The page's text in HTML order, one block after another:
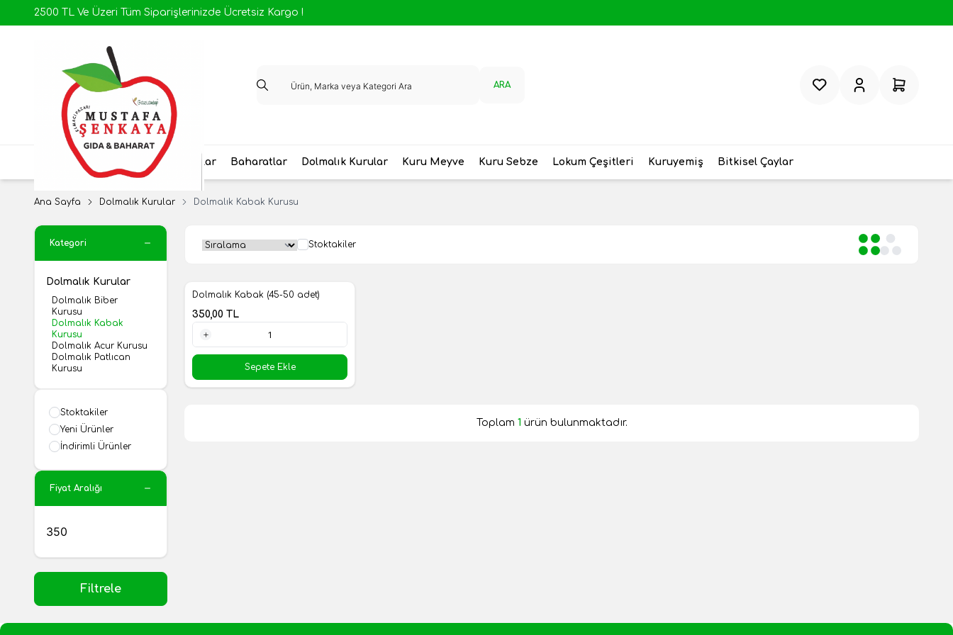
2500 TL Ve Üzeri Tüm Siparişlerinizde Ücretsiz Kargo !
ARA FavorilerimHesabım Sepetim
Antep Yöresel Ev Yapımı Salçalar Baharatlar Dolmalık Kurular Kuru Meyve Kuru Sebze Lokum Çeşitleri Kuruyemiş Bitkisel Çaylar
Ana Sayfa Dolmalık Kurular Dolmalık Kabak Kurusu
Kategori
Dolmalık Kurular
Dolmalık Biber
Kurusu
Dolmalık Kabak
Kurusu
Dolmalık Acur Kurusu
Dolmalık Patlıcan
Kurusu
Stoktakiler
Yeni Ürünler
İndirimli Ürünler
Fiyat Aralığı
Filtrele
Stoktakiler
Dolmalık Kabak (45-50 adet)
350,00 TL
1 Adet
Sepete Ekle
Toplam 1 ürün bulunmaktadır.